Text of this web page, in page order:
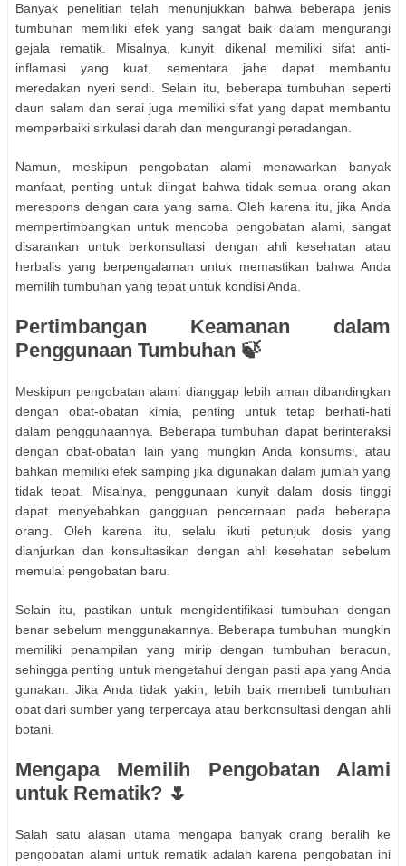
Banyak penelitian telah menunjukkan bahwa beberapa jenis
tumbuhan memiliki efek yang sangat baik dalam mengurangi
gejala rematik. Misalnya, kunyit dikenal memiliki sifat anti-
inflamasi yang kuat, sementara jahe dapat membantu
meredakan nyeri sendi. Selain itu, beberapa tumbuhan seperti
daun salam dan serai juga memiliki sifat yang dapat membantu
memperbaiki sirkulasi darah dan mengurangi peradangan.
Namun, meskipun pengobatan alami menawarkan banyak
manfaat, penting untuk diingat bahwa tidak semua orang akan
merespons dengan cara yang sama. Oleh karena itu, jika Anda
mempertimbangkan untuk mencoba pengobatan alami, sangat
disarankan untuk berkonsultasi dengan ahli kesehatan atau
herbalis yang berpengalaman untuk memastikan bahwa Anda
memilih tumbuhan yang tepat untuk kondisi Anda.
Pertimbangan Keamanan dalam
Penggunaan Tumbuhan 🍃
Meskipun pengobatan alami dianggap lebih aman dibandingkan
dengan obat-obatan kimia, penting untuk tetap berhati-hati
dalam penggunaannya. Beberapa tumbuhan dapat berinteraksi
dengan obat-obatan lain yang mungkin Anda konsumsi, atau
bahkan memiliki efek samping jika digunakan dalam jumlah yang
tidak tepat. Misalnya, penggunaan kunyit dalam dosis tinggi
dapat menyebabkan gangguan pencernaan pada beberapa
orang. Oleh karena itu, selalu ikuti petunjuk dosis yang
dianjurkan dan konsultasikan dengan ahli kesehatan sebelum
memulai pengobatan baru.
Selain itu, pastikan untuk mengidentifikasi tumbuhan dengan
benar sebelum menggunakannya. Beberapa tumbuhan mungkin
memiliki penampilan yang mirip dengan tumbuhan beracun,
sehingga penting untuk mengetahui dengan pasti apa yang Anda
gunakan. Jika Anda tidak yakin, lebih baik membeli tumbuhan
obat dari sumber yang terpercaya atau berkonsultasi dengan ahli
botani.
Mengapa Memilih Pengobatan Alami
untuk Rematik? 🌷
Salah satu alasan utama mengapa banyak orang beralih ke
pengobatan alami untuk rematik adalah karena pengobatan ini